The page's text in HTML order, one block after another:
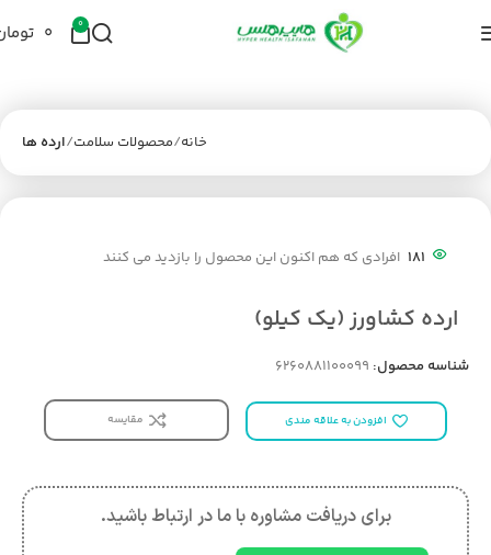
0 ۰
خانه محصولات سلامت ارده ها
181 افرادی که هم اکنون این محصول را بازدید می کنند
ارده کشاورز (یک کیلو)
شناسه محصول: 6260881100099
افزودن به علاقه مندی مقایسه
برای دریافت مشاوره با ما در ارتباط باشید.